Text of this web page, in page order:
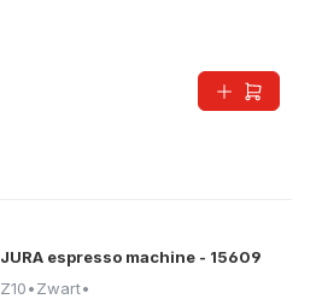
JURA espresso machine - 15609
Z10•Zwart•